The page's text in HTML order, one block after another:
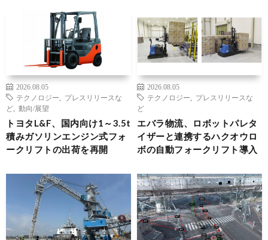
2026.08.05
テクノロジー
プレスリリースな
ど
動向/展望
トヨタL&F、国内向け1～3.5t
積みガソリンエンジン式フォ
ークリフトの出荷を再開
2026.08.05
テクノロジー
プレスリリースな
ど
エバラ物流、ロボットパレタ
イザーと連携するハクオウロ
ボの自動フォークリフト導入